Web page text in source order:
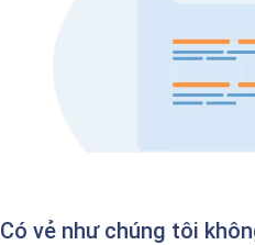
Có vẻ như chúng tôi